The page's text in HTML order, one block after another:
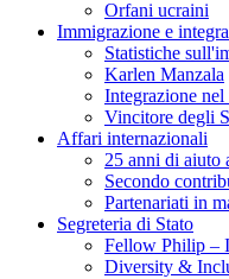
Orfani ucraini
Immigrazione e
Statistiche
Karlen Manzala
Integrazione
Vincitore degli
Affari internazionali
25 anni di aiuto
Secondo
Partenariati in
Segreteria di Stato
Fellow Philip –
Diversity &